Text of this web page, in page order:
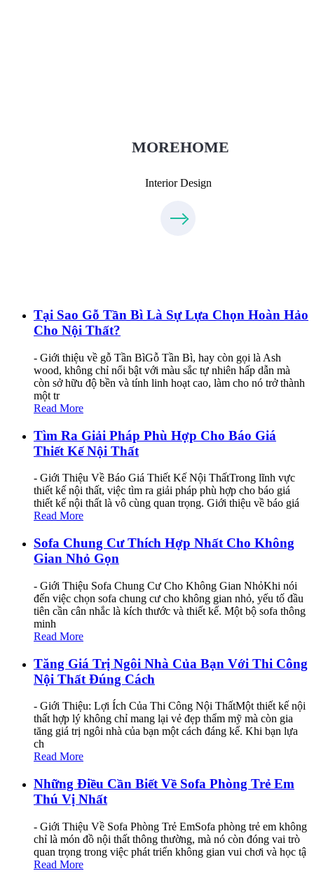
MOREHOME
Interior Design
Tại Sao Gỗ Tần Bì Là Sự Lựa Chọn Hoàn Hảo
Cho Nội Thất?
- Giới thiệu về gỗ Tần BìGỗ Tần Bì, hay còn gọi là Ash
wood, không chỉ nổi bật với màu sắc tự nhiên hấp dẫn mà
còn sở hữu độ bền và tính linh hoạt cao, làm cho nó trở thành
một tr
Read More
Tìm Ra Giải Pháp Phù Hợp Cho Báo Giá
Thiết Kế Nội Thất
- Giới Thiệu Về Báo Giá Thiết Kế Nội ThấtTrong lĩnh vực
thiết kế nội thất, việc tìm ra giải pháp phù hợp cho báo giá
thiết kế nội thất là vô cùng quan trọng. Giới thiệu về báo giá
Read More
Sofa Chung Cư Thích Hợp Nhất Cho Không
Gian Nhỏ Gọn
- Giới Thiệu Sofa Chung Cư Cho Không Gian NhỏKhi nói
đến việc chọn sofa chung cư cho không gian nhỏ, yếu tố đầu
tiên cần cân nhắc là kích thước và thiết kế. Một bộ sofa thông
minh
Read More
Tăng Giá Trị Ngôi Nhà Của Bạn Với Thi Công
Nội Thất Đúng Cách
- Giới Thiệu: Lợi Ích Của Thi Công Nội ThấtMột thiết kế nội
thất hợp lý không chỉ mang lại vẻ đẹp thẩm mỹ mà còn gia
tăng giá trị ngôi nhà của bạn một cách đáng kể. Khi bạn lựa
ch
Read More
Những Điều Cần Biết Về Sofa Phòng Trẻ Em
Thú Vị Nhất
- Giới Thiệu Về Sofa Phòng Trẻ EmSofa phòng trẻ em không
chỉ là món đồ nội thất thông thường, mà nó còn đóng vai trò
quan trọng trong việc phát triển không gian vui chơi và học tậ
Read More